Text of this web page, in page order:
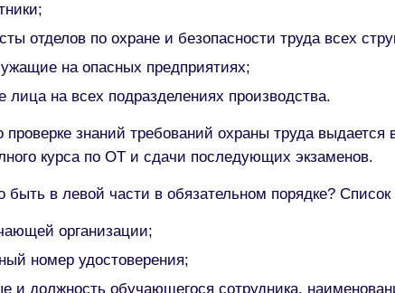
отделов по охране и безопасности труда всех
на опасных предприятиях;
лица на всех подразделениях производства.
проверке знаний требований охраны труда
курса по ОТ и сдачи последующих экзаменов.
быть в левой части в обязательном порядке?
организации;
номер удостоверения;
и должность обучающегося сотрудника,